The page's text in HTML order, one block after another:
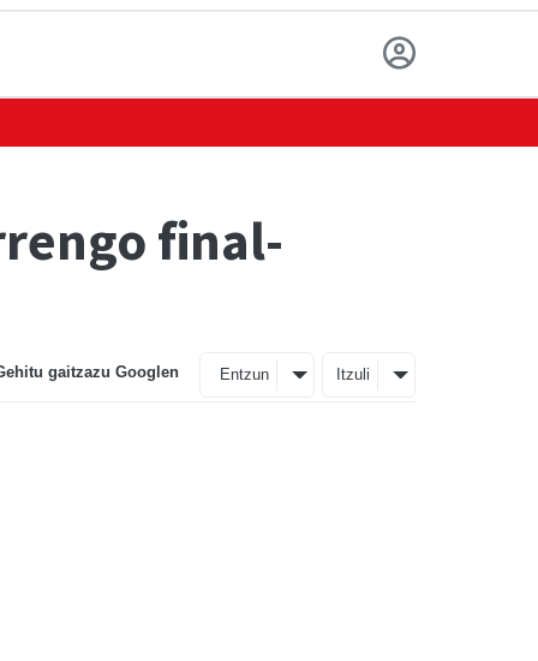
final-
gaitzazu Googlen Entzun Itzuli